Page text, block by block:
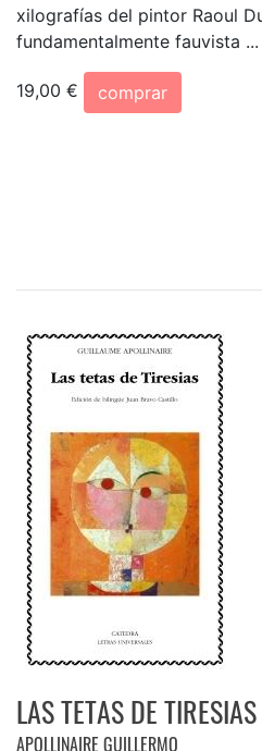
xilografías del pintor Raoul
fundamentalmente fauvista ...
19,00 €
comprar
LAS TETAS DE TIRESIAS
APOLLINAIRE GUILLERMO